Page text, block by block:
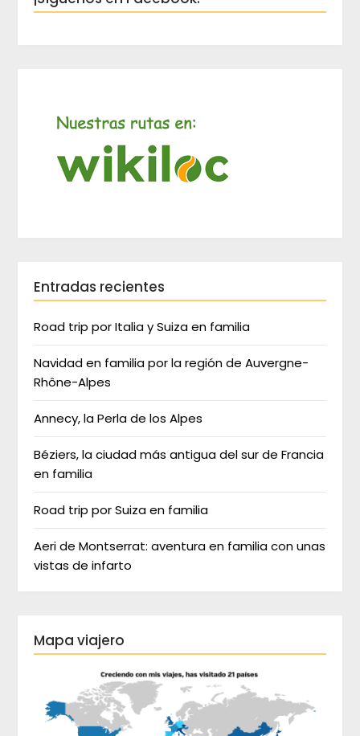
Entradas recientes
Road trip por Italia y Suiza en familia
Navidad en familia por la región de Auvergne-
Rhône-Alpes
Annecy, la Perla de los Alpes
Béziers, la ciudad más antigua del sur de Francia
en familia
Road trip por Suiza en familia
Aeri de Montserrat: aventura en familia con unas
vistas de infarto
Mapa viajero